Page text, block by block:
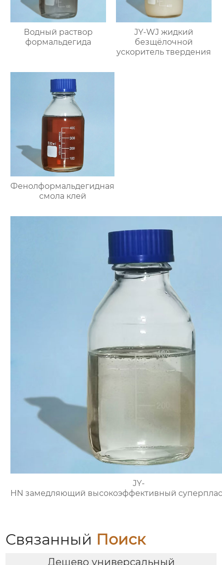
Водный раствор
формальдегида
JY-WJ жидкий
безщёлочной
ускоритель твердения
Фенолформальдегидная
смола клей
JY-
HN замедляющий высокоэффективный
Связанный Поиск
Дешево универсальный